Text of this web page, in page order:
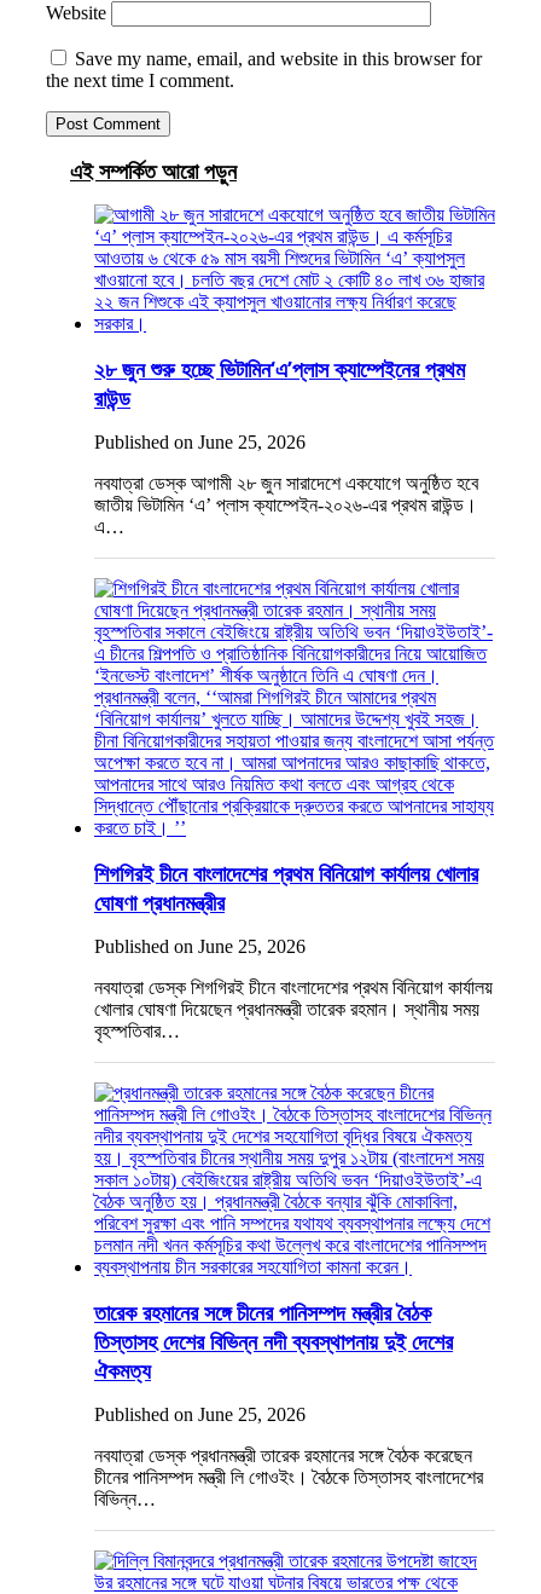
Website
Save my name, email, and website in this browser for
the next time I comment.
এই সম্পর্কিত আরো পড়ুন
২৮ জুন শুরু হচ্ছে ভিটামিন‘এ’প্লাস ক্যাম্পেইনের প্রথম
রাউন্ড
Published on June 25, 2026
নবযাত্রা ডেস্ক আগামী ২৮ জুন সারাদেশে একযোগে অনুষ্ঠিত হবে
জাতীয় ভিটামিন ‘এ’ প্লাস ক্যাম্পেইন-২০২৬-এর প্রথম রাউন্ড।
এ…
শিগগিরই চীনে বাংলাদেশের প্রথম বিনিয়োগ কার্যালয় খোলার
ঘোষণা প্রধানমন্ত্রীর
Published on June 25, 2026
নবযাত্রা ডেস্ক শিগগিরই চীনে বাংলাদেশের প্রথম বিনিয়োগ কার্যালয়
খোলার ঘোষণা দিয়েছেন প্রধানমন্ত্রী তারেক রহমান। স্থানীয় সময়
বৃহস্পতিবার…
তারেক রহমানের সঙ্গে চীনের পানিসম্পদ মন্ত্রীর বৈঠক
তিস্তাসহ দেশের বিভিন্ন নদী ব্যবস্থাপনায় দুই দেশের
ঐকমত্য
Published on June 25, 2026
নবযাত্রা ডেস্ক প্রধানমন্ত্রী তারেক রহমানের সঙ্গে বৈঠক করেছেন
চীনের পানিসম্পদ মন্ত্রী লি গোওইং। বৈঠকে তিস্তাসহ বাংলাদেশের
বিভিন্ন…